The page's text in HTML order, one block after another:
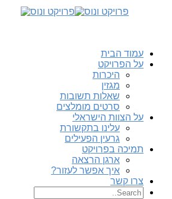
עמוד הבית
על הפרויקט
היכרות
מגזין
שאלות תשובות
סרטים מומלצים
על הצוות הישראלי
עלינו בתקשורת
גרעין הפעילים
תמיכה בפרויקט
ארגן הרצאה
איך אפשר לעזור?
צרו קשר